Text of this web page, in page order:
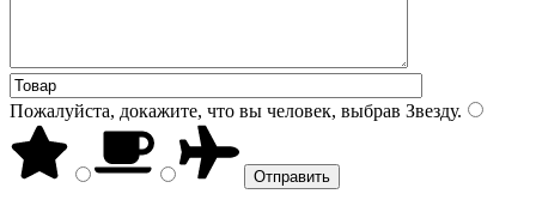
Пожалуйста, докажите, что вы человек, выбрав Звезду.